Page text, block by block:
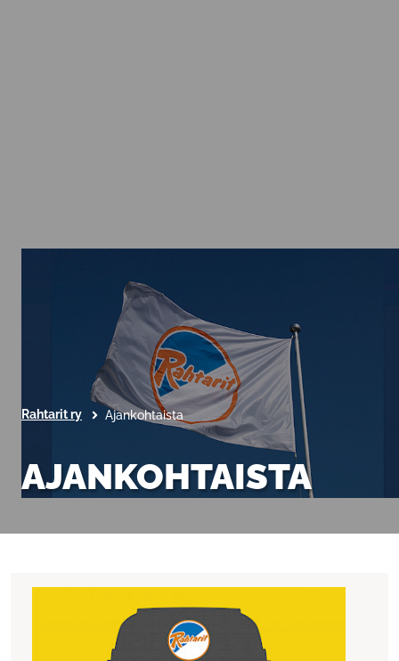
Rahtarit ry Ajankohtaista
AJANKOHTAISTA